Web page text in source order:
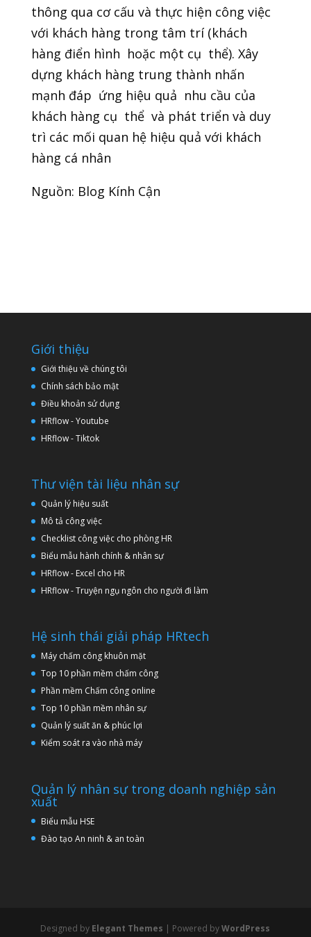
thông qua cơ cấu và thực hiện công việc
với khách hàng trong tâm trí (khách
hàng điển hình hoặc một cụ thể). Xây
dựng khách hàng trung thành nhấn
mạnh đáp ứng hiệu quả nhu cầu của
khách hàng cụ thể và phát triển và duy
trì các mối quan hệ hiệu quả với khách
hàng cá nhân
Nguồn: Blog Kính Cận
Giới thiệu
Giới thiệu về chúng tôi
Chính sách bảo mật
Điều khoản sử dụng
HRflow - Youtube
HRflow - Tiktok
Thư viện tài liệu nhân sự
Quản lý hiệu suất
Mô tả công việc
Checklist công việc cho phòng HR
Biểu mẫu hành chính & nhân sự
HRflow - Excel cho HR
HRflow - Truyện ngụ ngôn cho người đi làm
Hệ sinh thái giải pháp HRtech
Máy chấm công khuôn mặt
Top 10 phần mềm chấm công
Phần mềm Chấm công online
Top 10 phần mềm nhân sự
Quản lý suất ăn & phúc lợi
Kiểm soát ra vào nhà máy
Quản lý nhân sự trong doanh nghiệp sản
xuất
Biểu mẫu HSE
Đào tạo An ninh & an toàn
Designed by Elegant Themes | Powered byWordPress